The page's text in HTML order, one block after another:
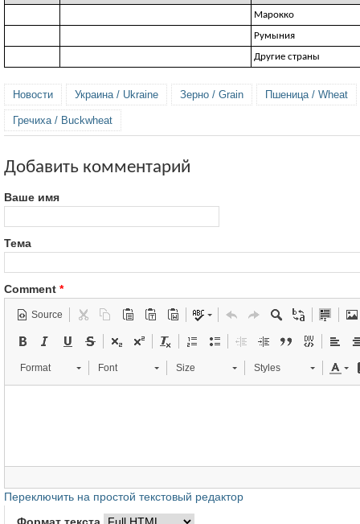
Марокко
Румыния
Другие страны
Новости Украина / Ukraine Зерно / Grain Пшеница / Wheat
Гречиха / Buckwheat
Добавить комментарий
Ваше имя
Тема
Comment *
Source
Format Font Size Styles
Переключить на простой текстовый редактор